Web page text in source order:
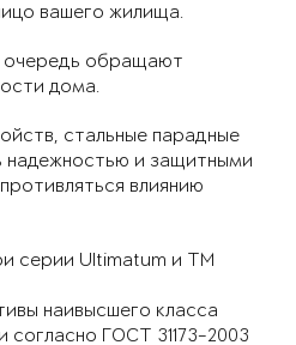
вашего жилища.
очередь обращают
дома.
стальные парадные
надежностью и защитными
влиянию
серии Ultimatum и ТМ
наивысшего класса
согласно ГОСТ 31173-2003